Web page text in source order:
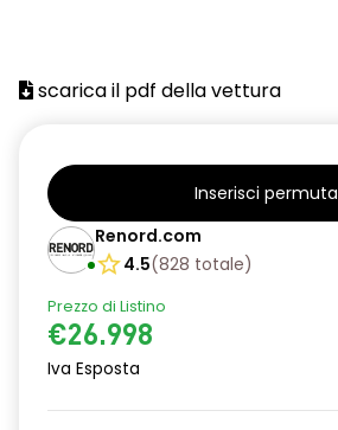
scarica il pdf della vettura
Inserisci permuta
Renord.com
4.5(828 totale)
Prezzo di Listino
€26.998
Iva Esposta